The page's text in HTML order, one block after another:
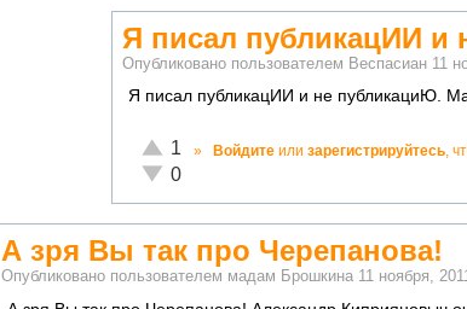
Я писал публикацИИ и
Опубликовано пользователем Веспасиан 11
Я писал публикацИИ и не публикациЮ.
Отлично!
1
Неадекватно!
0
» Войдите или зарегистрируйтесь,
А зря Вы так про Черепанова!
Опубликовано пользователем мадам Брошкина 11 ноября,